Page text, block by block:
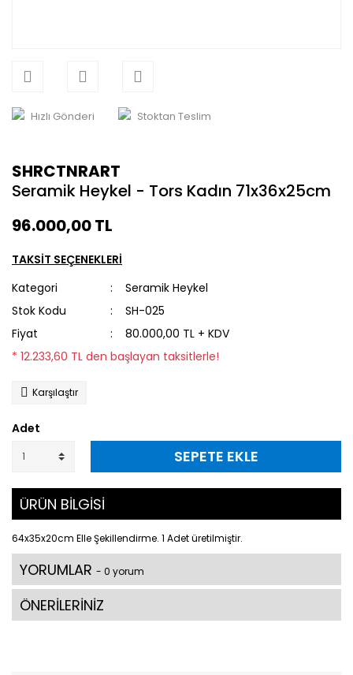
Hızlı Gönderi Stoktan Teslim
SHRCTNRART
Seramik Heykel - Tors Kadın 71x36x25cm
96.000,00 TL
TAKSİT SEÇENEKLERİ
Kategori
Seramik Heykel
Stok Kodu
SH-025
Fiyat
80.000,00 TL + KDV
* 12.233,60 TL den başlayan taksitlerle!
Karşılaştır
Adet
SEPETE EKLE
ÜRÜN BİLGİSİ
64x35x20cm Elle Şekillendirme. 1 Adet üretilmiştir.
YORUMLAR - 0 yorum
ÖNERİLERİNİZ